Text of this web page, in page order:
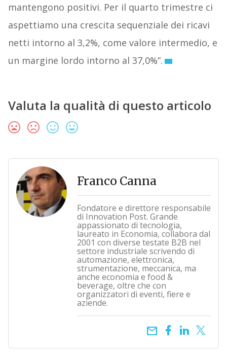
mantengono positivi. Per il quarto trimestre ci
aspettiamo una crescita sequenziale dei ricavi
netti intorno al 3,2%, come valore intermedio, e
un margine lordo intorno al 37,0%”.
Valuta la qualità di questo articolo
Franco Canna
Fondatore e direttore responsabile
di Innovation Post. Grande
appassionato di tecnologia,
laureato in Economia, collabora dal
2001 con diverse testate B2B nel
settore industriale scrivendo di
automazione, elettronica,
strumentazione, meccanica, ma
anche economia e food &
beverage, oltre che con
organizzatori di eventi, fiere e
aziende.
email